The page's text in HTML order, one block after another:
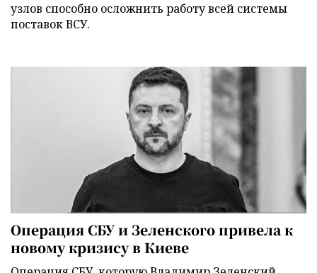
узлов способно осложнить работу всей системы
поставок ВСУ.
Операция СБУ и Зеленского привела к
новому кризису в Киеве